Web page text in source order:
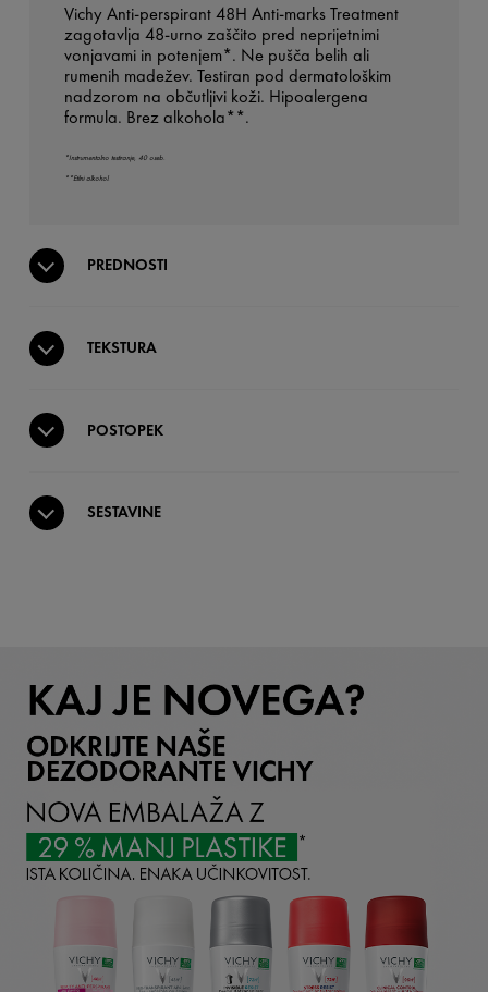
Vichy Anti-perspirant 48H Anti-marks Treatment
zagotavlja 48-urno zaščito pred neprijetnimi
vonjavami in potenjem*. Ne pušča belih ali
rumenih madežev. Testiran pod dermatološkim
nadzorom na občutljivi koži. Hipoalergena
formula. Brez alkohola**.
*Instrumentalno testiranje, 40 oseb.
**Etilni alkohol.
PREDNOSTI
TEKSTURA
POSTOPEK
SESTAVINE